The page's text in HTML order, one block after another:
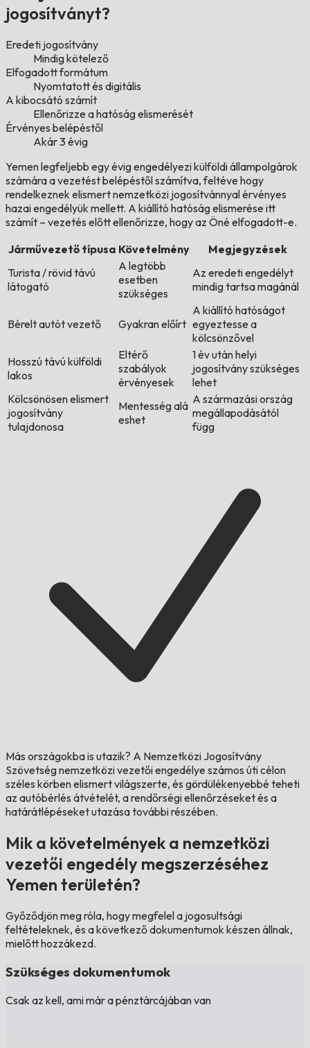
jogosítványt?
Eredeti jogosítvány
Mindig kötelező
Elfogadott formátum
Nyomtatott és digitális
A kibocsátó számít
Ellenőrizze a hatóság elismerését
Érvényes belépéstől
Akár 3 évig
Yemen legfeljebb egy évig engedélyezi külföldi állampolgárok
számára a vezetést belépéstől számítva, feltéve hogy
rendelkeznek elismert nemzetközi jogosítvánnyal érvényes
hazai engedélyük mellett. A kiállító hatóság elismerése itt
számít – vezetés előtt ellenőrizze, hogy az Öné elfogadott-e.
Járművezető típusa Követelmény
Megjegyzések
Turista / rövid távú
látogató
A legtöbb
esetben
szükséges
Az eredeti engedélyt
mindig tartsa magánál
Bérelt autót vezető Gyakran előírt
A kiállító hatóságot
egyeztesse a
kölcsönzővel
Hosszú távú külföldi
lakos
Eltérő
szabályok
érvényesek
1 év után helyi
jogosítvány szükséges
lehet
Kölcsönösen elismert
jogosítvány
tulajdonosa
Mentesség alá
eshet
A származási ország
megállapodásától
függ
Más országokba is utazik? A Nemzetközi Jogosítvány
Szövetség nemzetközi vezetői engedélye számos úti célon
széles körben elismert világszerte, és gördülékenyebbé teheti
az autóbérlés átvételét, a rendőrségi ellenőrzéseket és a
határátlépéseket utazása további részében.
Mik a követelmények a nemzetközi
vezetői engedély megszerzéséhez
Yemen területén?
Győződjön meg róla, hogy megfelel a jogosultsági
feltételeknek, és a következő dokumentumok készen állnak,
mielőtt hozzákezd.
Szükséges dokumentumok
Csak az kell, ami már a pénztárcájában van